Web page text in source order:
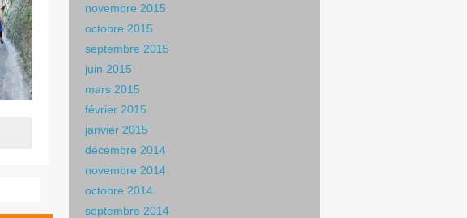
novembre 2015
octobre 2015
septembre 2015
juin 2015
mars 2015
février 2015
janvier 2015
décembre 2014
novembre 2014
octobre 2014
septembre 2014